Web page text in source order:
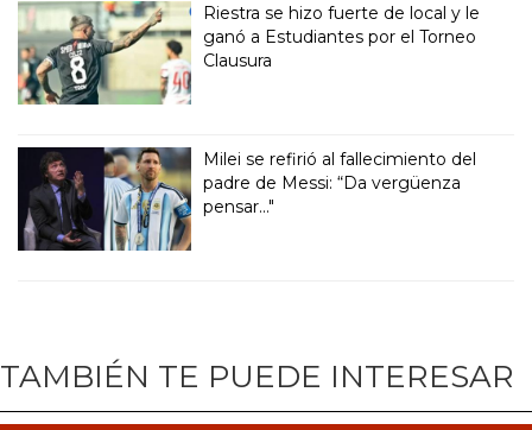
Riestra se hizo fuerte de local y le
ganó a Estudiantes por el Torneo
Clausura
Milei se refirió al fallecimiento del
padre de Messi: “Da vergüenza
pensar..."
TAMBIÉN TE PUEDE INTERESAR